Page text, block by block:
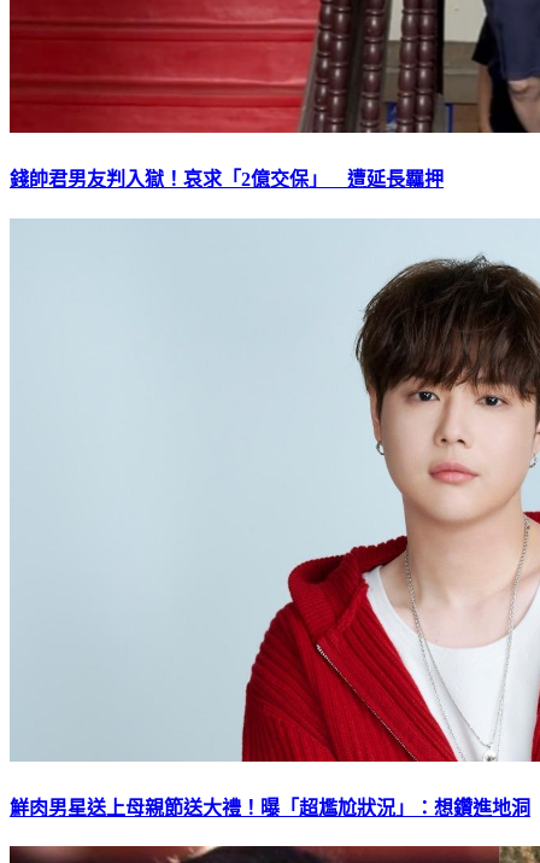
錢帥君男友判入獄！哀求「2億交保」 遭延長羈押
鮮肉男星送上母親節送大禮！曝「超尷尬狀況」：想鑽進地洞